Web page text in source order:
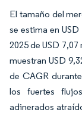
El tamaño del
se estima en
2025 de USD
muestran USD
de CAGR
los fuertes
adinerados